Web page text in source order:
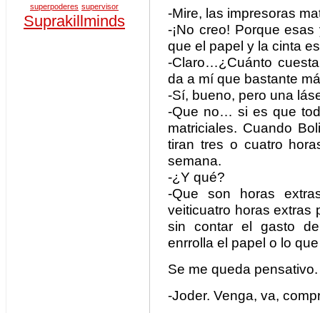
superpoderes supervisor
Suprakillminds
-Mire, las impresoras
-¡No creo! Porque
que el papel y la cinta
-Claro…¿Cuánto
da a mí que bastante
-Sí, bueno, pero una
-Que no… si es que
matriciales. Cuando
tiran tres o cuatro
semana.
-¿Y qué?
-Que son horas
veiticuatro horas extras
sin contar el gasto
enrrolla el papel o lo
Se me queda pensativo.
-Joder. Venga, va,